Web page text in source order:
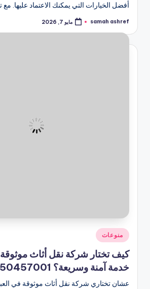
أفضل الخيارات التي يمكنك الاعتماد عليها.
تمّ
بواسطة
samah ashref مايو 7, 2026
نُشر
في
منوعات
كيف تختار شركة نقل أثاث
خدمة آمنة وسريعة؟ 01150457001
عشان تختاري شركة نقل أثاث موثوقة في